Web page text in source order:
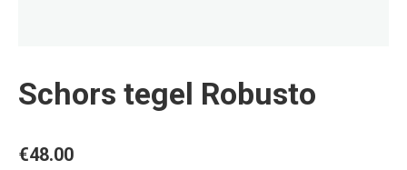
Schors tegel Robusto
€48.00